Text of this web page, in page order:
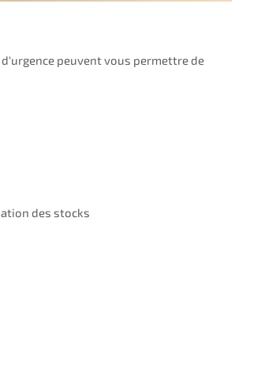
peuvent vous permettre de
des stocks